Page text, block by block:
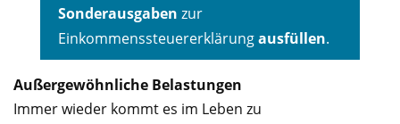
Sonderausgaben zur
Einkommenssteuererklärungausfüllen.
Außergewöhnliche Belastungen
Immer wieder kommt es im Leben zu